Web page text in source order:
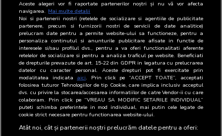
Aceste alegeri vor fi raportate partenerilor noștri și nu vă vor afecta
navigarea. Mai multe detalii
Noi si partenerii nostri (retelele de socializare si agentiile de publicitate
partenere, precum si furnizorii nostri de servicii de date analitice)
prelucram date pentru a permite website-ului sa functioneze, pentru a
personaliza continutul si anunturile publicitare afisate in functie de
interesele si/sau profilul dvs., pentru a va oferi functionalitati aferente
retelelor de socializare si pentru a analiza traficul pe website. Beneficiati
de drepturile prevazute de art. 15-22 din GDPR in legatura cu prelucrarea
datelor cu caracter personal. Aceste drepturi pot fi exercitate prin
modalitatea indicata aici. Prin click pe “ACCEPT TOATE”, acceptati
folosirea tuturor Tehnologiilor de tip Cookie, care implica inclusiv acceptul
dvs. cu privire la stocarea/accesarea informatiilor de catre Vendor-ii cu care
colaboram. Prin click pe “VREAU SA MODIFIC SETARILE INDIVIDUAL”
puteti schimba preferintele in mod individual, mai putin cele legate de
cookie strict necesare pentru functionarea website-ului.
Atât noi, cât și partenerii noștri prelucrăm datele pentru a oferi: